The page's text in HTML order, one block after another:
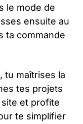
le mode de
ensuite au
ta commande
tu maîtrises la
tes projets
site et profite
te simplifier